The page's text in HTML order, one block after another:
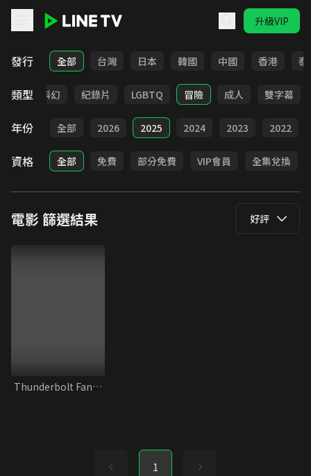
升級VIP
LINE TV - 電影
發行 全部 台灣 日本 韓國 中國 香港 泰
類型
劇情 科幻 紀錄片 LGBTQ 冒險 成人 雙字幕
年份 全部 2026 2025 2024 2023 2022
資格 全部 免費 部分免費 VIP會員 全集兌換
電影篩選結果 好評
Thunderbolt Fantasy 東離劍遊紀 最終章
1